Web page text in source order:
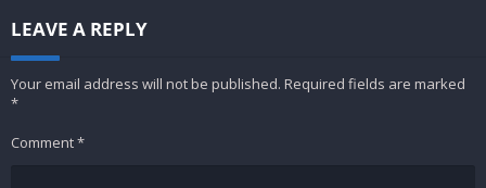
LEAVE A REPLY
Your email address will not be published. Required fields are marked
*
Comment*